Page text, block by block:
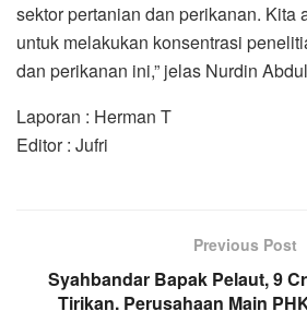
sektor pertanian dan perikanan. Kita
untuk melakukan konsentrasi
dan perikanan ini,” jelas Nurdin
Laporan : Herman T
Editor : Jufri
Previous Post
Syahbandar Bapak Pelaut, 9
Tirikan. Perusahaan Main